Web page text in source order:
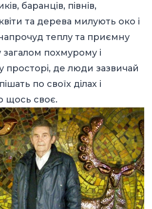
баранців, півнів,
та дерева милують око і
теплу та приємну
похмурому і
просторі, де люди зазвичай
по своїх ділах і
щось своє.